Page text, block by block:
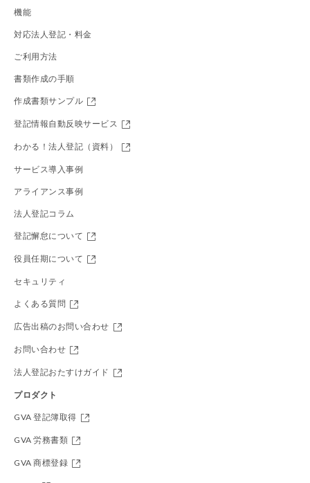
機能
対応法人登記・料金
ご利用方法
書類作成の手順
作成書類サンプル
登記情報自動反映サービス
わかる！法人登記（資料）
サービス導入事例
アライアンス事例
法人登記コラム
登記懈怠について
役員任期について
セキュリティ
よくある質問
広告出稿のお問い合わせ
お問い合わせ
法人登記おたすけガイド
プロダクト
GVA 登記簿取得
GVA 労務書類
GVA 商標登録